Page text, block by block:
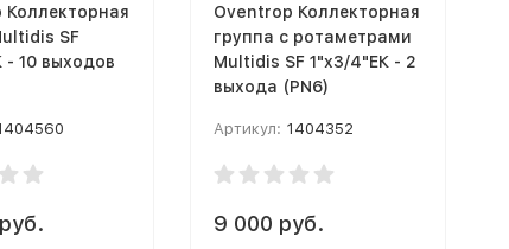
Коллекторная
SF
- 10 выходов
Oventrop Коллекторная
группа с ротаметрами
Multidis SF 1"x3/4"ЕК - 2
выхода (PN6)
Артикул: 1404352
9 000 руб.